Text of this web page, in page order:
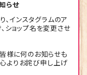
らせ
、インスタグラムのア
ショップ名を変更させ
様に何のお知らせも
よりお詫び申し上げ